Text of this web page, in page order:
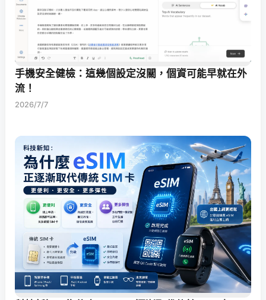
手機安全健檢：這幾個設定沒關，個資可能早就在外
流！
2026/7/7